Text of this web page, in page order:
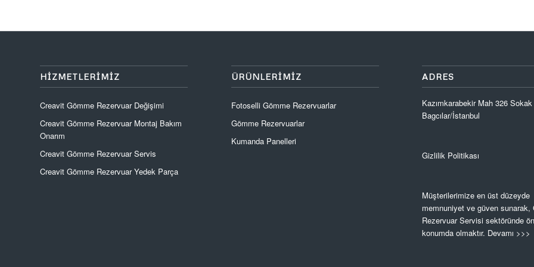
HIZMETLERIMIZ
Creavit Gömme Rezervuar Değişimi
Creavit Gömme Rezervuar Montaj Bakım
Onarım
Creavit Gömme Rezervuar Servis
Creavit Gömme Rezervuar Yedek Parça
ÜRÜNLERIMIZ
Fotoselli Gömme Rezervuarlar
Gömme Rezervuarlar
Kumanda Panelleri
ADRES
Kazımkarabekir Mah 326
Bagcılar/İstanbul
Gizlilik Politikası
Müşterilerimize en üst düzeyde
memnuniyet ve güven sunarak,
Rezervuar Servisi sektöründe
konumda olmaktır. Devamı >>>